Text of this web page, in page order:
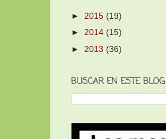
► 2015 (19)
►2014 (15)
►2013 (36)
BUSCAR EN ESTE BLOG